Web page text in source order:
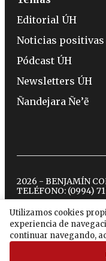
Utilizamos cookies
experiencia de
continuar navegando,
Editorial ÚH
Noticias positivas
Pódcast ÚH
Newsletters ÚH
Ñandejara Ñe’ẽ
2026 - BENJAMÍN
TELÉFONO: (0994)
twitter